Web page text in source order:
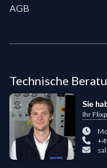
AGB
Technische
Sie
Ihr